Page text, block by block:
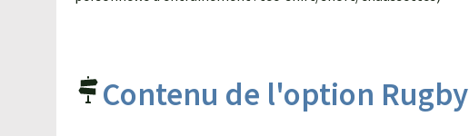
Contenu de l'option Rugby
Tous les élèves de l’option
Lire l'article